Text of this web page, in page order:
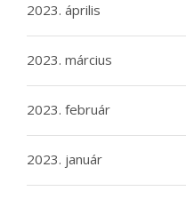
2023. április
2023. március
2023. február
2023. január